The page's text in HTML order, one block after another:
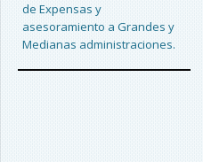
de Expensas y
asesoramiento a Grandes y
Medianas administraciones.